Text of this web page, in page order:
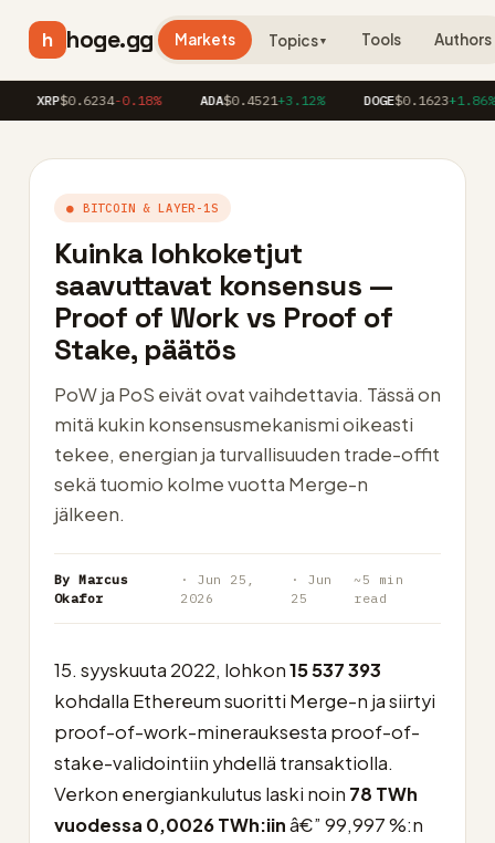
h hoge.gg Markets Topics▼ Tools Authors
$0.6234-0.18% ADA $0.4521+3.12% DOGE $0.1623+1.86%
● BITCOIN & LAYER-1S
Kuinka lohkoketjut
saavuttavat konsensus —
Proof of Work vs Proof of
Stake, päätös
PoW ja PoS eivät ovat vaihdettavia. Tässä on
mitä kukin konsensusmekanismi oikeasti
tekee, energian ja turvallisuuden trade-offit
sekä tuomio kolme vuotta Merge-n
jälkeen.
By Marcus
Okafor
· Jun 25,
2026
· Jun
25
~5 min
read
15. syyskuuta 2022, lohkon15 537 393
kohdalla Ethereum suoritti Merge-n ja siirtyi
proof-of-work-minerauksesta proof-of-
stake-validointiin yhdellä transaktiolla.
Verkon energiankulutus laski noin 78 TWh
vuodessa 0,0026 TWh:iinâ€” 99,997 %:n